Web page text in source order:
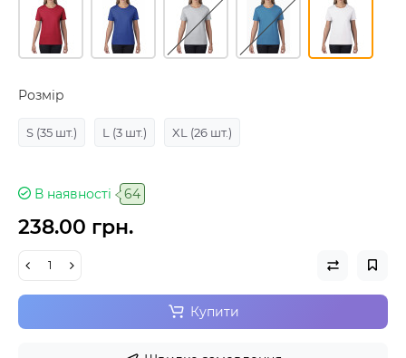
Розмір
S (35 шт.) L (3 шт.) XL (26 шт.)
В наявності 64
238.00 грн.
Купити